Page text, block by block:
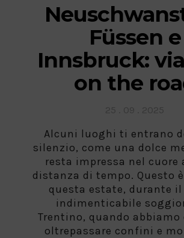
Füssen e
Innsbruck:
on the
Alcuni luoghi ti entrano
silenzio, come una dolce
resta impressa nel cuore
distanza di tempo. Questo
questa estate, durante
indimenticabile
Trentino, quando abbiamo
oltrepassare confini e